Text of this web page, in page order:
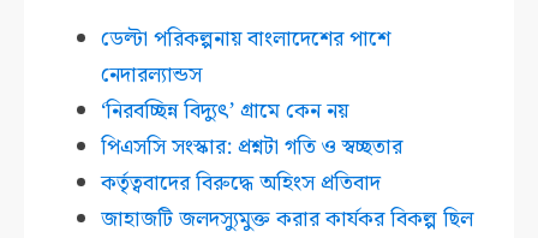
ডেল্টা পরিকল্পনায় বাংলাদেশের পাশে
নেদারল্যান্ডস
‘নিরবচ্ছিন্ন বিদ্যুৎ’ গ্রামে কেন নয়
পিএসসি সংস্কার: প্রশ্নটা গতি ও স্বচ্ছতার
কর্তৃত্ববাদের বিরুদ্ধে অহিংস প্রতিবাদ
জাহাজটি জলদস্যুমুক্ত করার কার্যকর বিকল্প ছিল